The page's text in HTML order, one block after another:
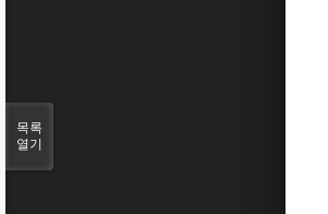
목록
열기